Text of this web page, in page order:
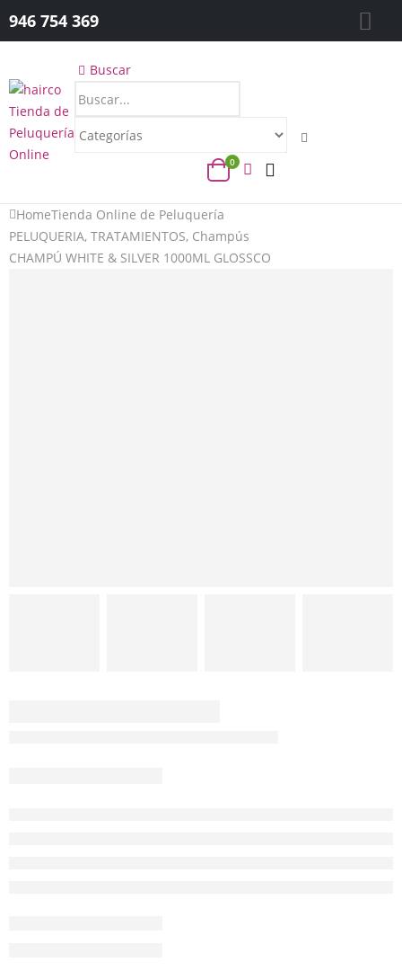
946 754 369
Buscar
0
HomeTienda Online de Peluquería
PELUQUERIA, TRATAMIENTOS, Champús
CHAMPÚ WHITE & SILVER 1000ML GLOSSCO